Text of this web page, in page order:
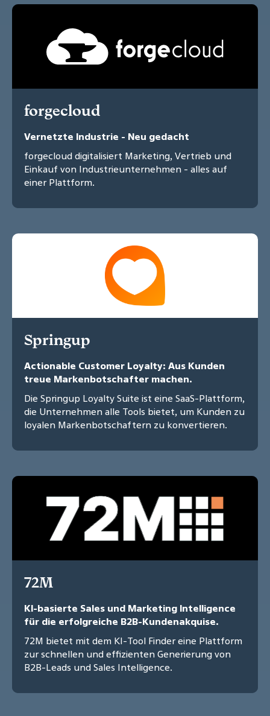
forgecloud
Vernetzte Industrie - Neu gedacht
forgecloud digitalisiert Marketing, Vertrieb und
Einkauf von Industrieunternehmen - alles auf
einer Plattform.
Springup
Actionable Customer Loyalty: Aus Kunden
treue Markenbotschafter machen.
Die Springup Loyalty Suite ist eine SaaS-Plattform,
die Unternehmen alle Tools bietet, um Kunden zu
loyalen Markenbotschaftern zu konvertieren.
72M
KI-basierte Sales und Marketing Intelligence
für die erfolgreiche B2B-Kundenakquise.
72M bietet mit dem KI-Tool Finder eine Plattform
zur schnellen und effizienten Generierung von
B2B-Leads und Sales Intelligence.